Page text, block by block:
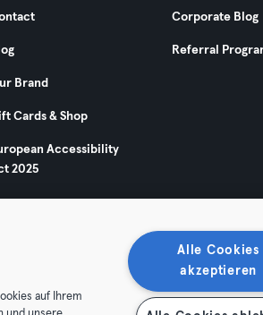
Brand
Cards & Shop
Accessibility
2025
Corporate Blog
Referral
auf Ihrem
Alle Cookies
akzeptieren